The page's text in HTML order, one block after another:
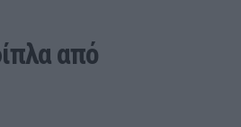
από